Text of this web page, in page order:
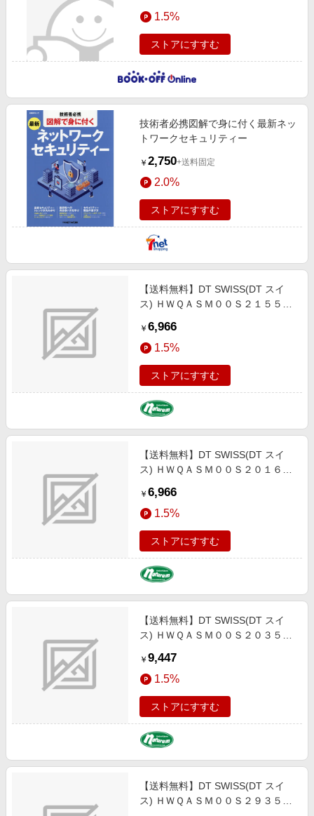
1.5%
ストアにすすむ
技術者必携図解で身に付く最新ネッ
トワークセキュリティー
￥ 2,750+送料固定
2.0%
ストアにすすむ
【送料無料】DT SWISS(DT スイ
ス) ＨＷＱＡＳＭ００Ｓ２１５５Ｓ
￥ 6,966
1.5%
ストアにすすむ
【送料無料】DT SWISS(DT スイ
ス) ＨＷＱＡＳＭ００Ｓ２０１６Ｓ
￥ 6,966
1.5%
ストアにすすむ
【送料無料】DT SWISS(DT スイ
ス) ＨＷＱＡＳＭ００Ｓ２０３５Ｓ
￥ 9,447
1.5%
ストアにすすむ
【送料無料】DT SWISS(DT スイ
ス) ＨＷＱＡＳＭ００Ｓ２９３５Ｓ